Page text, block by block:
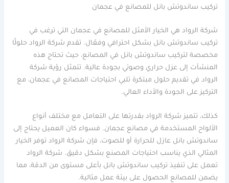
تركيب ساندوتش بانل للمصانع في عجمان
شركة الرواد هي الخيار الأمثل للمصانع في عجمان التي ترغب في
تركيب ساندوتش بانل بشكل احترافي وفعّال. تقدم شركة الرواد حلولًا
مخصصة لتركيب ساندوتش بانل في المصانع، حيث تحتاج هذه
المنشآت إلى عزل حراري وصوتي بجودة عالية. تتمثل رؤية شركة
الرواد في تقديم حلول مبتكرة تلبي احتياجات المصانع في عجمان، مع
التركيز على الجودة والأداء العالي.
كذلك، تتميز شركة الرواد بقدرتها على التعامل مع مختلف أنواع
الألواح المستخدمة في مصانع عجمان. فسواء كان العميل يحتاج إلى
ساندوتش بانل عازل للحرارة أو للصوت، فإن شركة الرواد توفر الخيار
المثالي الذي يناسب احتياجات المصنع بشكل دقيق. شركة الرواد
تعمل على تنفيذ تركيب ساندوتش بانل بأعلى مستوى من الدقة، مما
يضمن للمصانع الحصول على بيئة عمل مثالية.